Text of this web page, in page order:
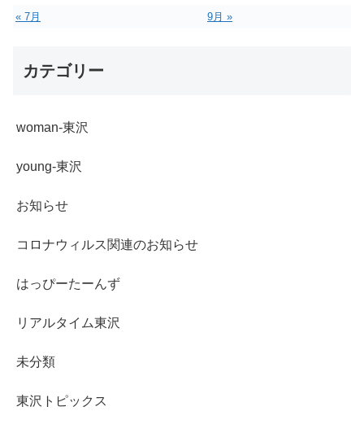
« 7月
9月 »
カテゴリー
woman-東沢
young-東沢
お知らせ
コロナウィルス関連のお知らせ
はっぴーたーんず
リアルタイム東沢
未分類
東沢トピックス